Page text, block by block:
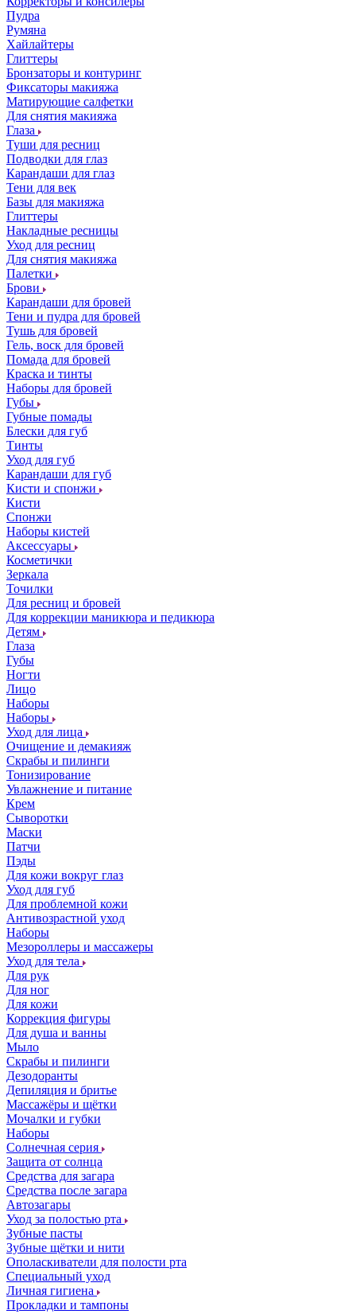
Пудра
Румяна
Хайлайтеры
Глиттеры
Бронзаторы и контуринг
Фиксаторы макияжа
Матирующие салфетки
Для снятия макияжа
Глаза
Туши для ресниц
Подводки для глаз
Карандаши для глаз
Тени для век
Базы для макияжа
Глиттеры
Накладные ресницы
Уход для ресниц
Для снятия макияжа
Палетки
Брови
Карандаши для бровей
Тени и пудра для бровей
Тушь для бровей
Гель, воск для бровей
Помада для бровей
Краска и тинты
Наборы для бровей
Губы
Губные помады
Блески для губ
Тинты
Уход для губ
Карандаши для губ
Кисти и спонжи
Кисти
Спонжи
Наборы кистей
Аксессуары
Косметички
Зеркала
Точилки
Для ресниц и бровей
Для коррекции маникюра и педикюра
Детям
Глаза
Губы
Ногти
Лицо
Наборы
Наборы
Уход для лица
Очищение и демакияж
Скрабы и пилинги
Тонизирование
Увлажнение и питание
Крем
Сыворотки
Маски
Патчи
Пэды
Для кожи вокруг глаз
Уход для губ
Для проблемной кожи
Антивозрастной уход
Наборы
Мезороллеры и массажеры
Уход для тела
Для рук
Для ног
Для кожи
Коррекция фигуры
Для душа и ванны
Мыло
Скрабы и пилинги
Дезодоранты
Депиляция и бритье
Массажёры и щётки
Мочалки и губки
Наборы
Солнечная серия
Защита от солнца
Средства для загара
Средства после загара
Автозагары
Уход за полостью рта
Зубные пасты
Зубные щётки и нити
Ополаскиватели для полости рта
Специальный уход
Личная гигиена
Прокладки и тампоны